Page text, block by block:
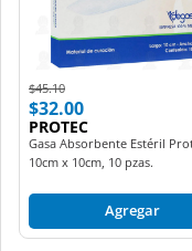
Price reduced from
$45.10to
$32.00
PROTEC
Gasa Absorbente Estéril
10cm x 10cm, 10 pzas.
Agregar